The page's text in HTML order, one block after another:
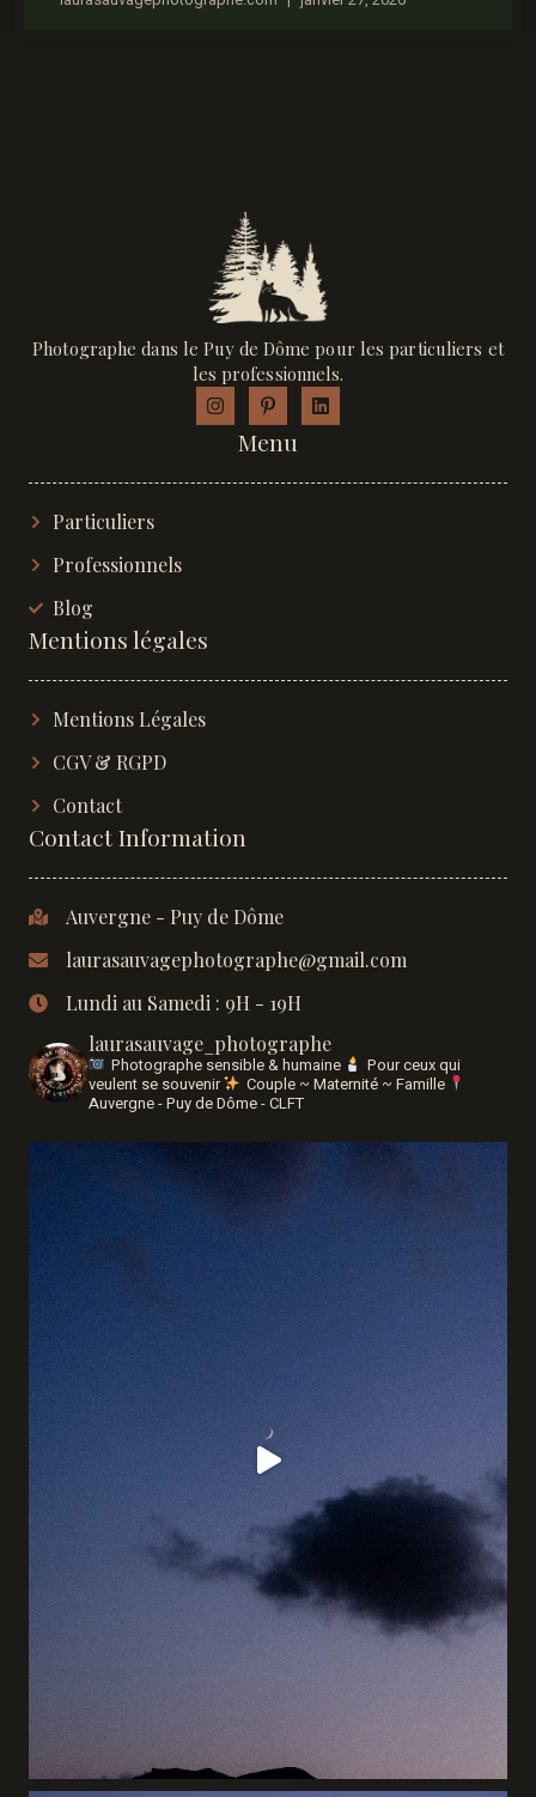
Photographe dans le Puy de Dôme pour les particuliers et
les professionnels.
Menu
Particuliers
Professionnels
Blog
Mentions légales
Mentions Légales
CGV & RGPD
Contact
Contact Information
Auvergne - Puy de Dôme
laurasauvagephotographe@gmail.com
Lundi au Samedi : 9H - 19H
laurasauvage_photographe
Photographe sensible & humaine
Pour ceux qui
veulent se souvenir
Couple ~ Maternité ~ Famille
Auvergne - Puy de Dôme - CLFT